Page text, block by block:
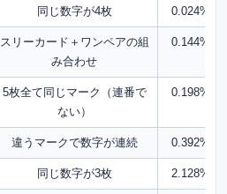
同じ数字が4枚 0.024%
スリーカード＋ワンペアの組
み合わせ
0.144%
5枚全て同じマーク（連番で
ない）
0.198%
違うマークで数字が連続 0.392%
同じ数字が3枚 2.128%